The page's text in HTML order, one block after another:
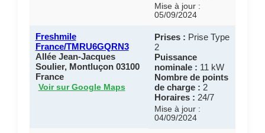
Mise à jour :
05/09/2024
Freshmile
France/TMRU6GQRN3
Allée Jean-Jacques
Soulier, Montluçon 03100
France
Voir sur Google Maps
Prises : Prise Type
2
Puissance
nominale : 11 kW
Nombre de points
de charge : 2
Horaires : 24/7
Mise à jour :
04/09/2024